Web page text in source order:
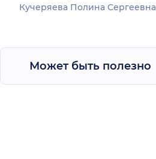
Кучеряева Полина Сергеевна
Может быть полезно